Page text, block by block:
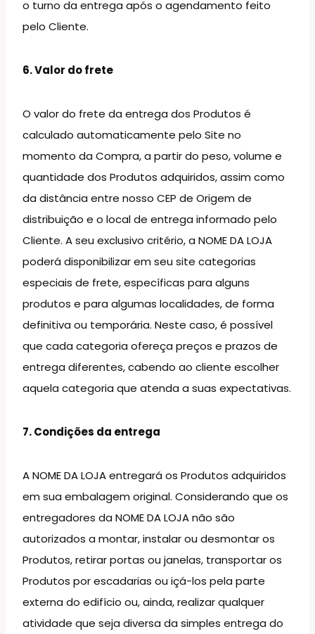
o turno da entrega após o agendamento feito
pelo Cliente.
6. Valor do frete
O valor do frete da entrega dos Produtos é
calculado automaticamente pelo Site no
momento da Compra, a partir do peso, volume e
quantidade dos Produtos adquiridos, assim como
da distância entre nosso CEP de Origem de
distribuição e o local de entrega informado pelo
Cliente. A seu exclusivo critério, a NOME DA LOJA
poderá disponibilizar em seu site categorias
especiais de frete, específicas para alguns
produtos e para algumas localidades, de forma
definitiva ou temporária. Neste caso, é possível
que cada categoria ofereça preços e prazos de
entrega diferentes, cabendo ao cliente escolher
aquela categoria que atenda a suas expectativas.
7. Condições da entrega
A NOME DA LOJA entregará os Produtos adquiridos
em sua embalagem original. Considerando que os
entregadores da NOME DA LOJA não são
autorizados a montar, instalar ou desmontar os
Produtos, retirar portas ou janelas, transportar os
Produtos por escadarias ou içá-los pela parte
externa do edifício ou, ainda, realizar qualquer
atividade que seja diversa da simples entrega do